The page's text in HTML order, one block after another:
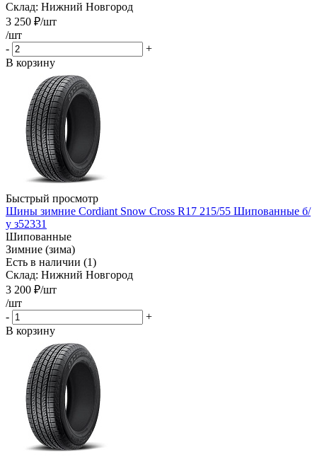
Склад: Нижний Новгород
3 250 ₽/шт
/шт
-
+
В корзину
Быстрый просмотр
Шины зимние Cordiant Snow Cross R17 215/55 Шипованные б/
у з52331
Шипованные
Зимние (зима)
Есть в наличии (1)
Склад: Нижний Новгород
3 200 ₽/шт
/шт
-
+
В корзину